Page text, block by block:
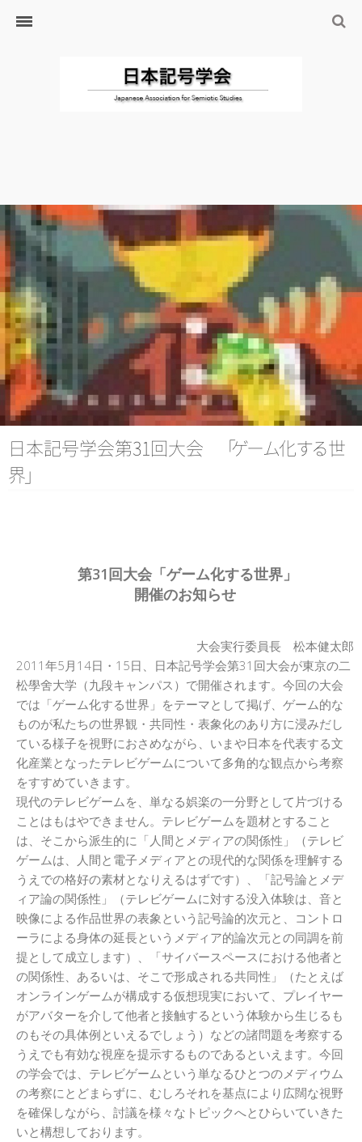
ホーム
学会の沿革
学会の出版物
ジャーナル（論文誌）
研究発表について
研究会・研究プロジェクト
日本記号学会第46回大会
（2026/7/11・7/12）「パース
記号論のフロンティア」特設ペ
ージ
日本記号学会第31回大会 「ゲーム化する世
界」
第31回大会「ゲーム化する世界」
開催のお知らせ
大会実行委員長 松本健太郎
2011年5月14日・15日、日本記号学会第31回大会が東京の二
松學舍大学（九段キャンパス）で開催されます。今回の大会
では「ゲーム化する世界」をテーマとして掲げ、ゲーム的な
ものが私たちの世界観・共同性・表象化のあり方に浸みだし
ている様子を視野におさめながら、いまや日本を代表する文
化産業となったテレビゲームについて多角的な観点から考察
をすすめていきます。
現代のテレビゲームを、単なる娯楽の一分野として片づける
ことはもはやできません。テレビゲームを題材とすること
は、そこから派生的に「人間とメディアの関係性」（テレビ
ゲームは、人間と電子メディアとの現代的な関係を理解する
うえでの格好の素材となりえるはずです）、「記号論とメデ
ィア論の関係性」（テレビゲームに対する没入体験は、音と
映像による作品世界の表象という記号論的次元と、コントロ
ーラによる身体の延長というメディア的論次元との同調を前
提として成立します）、「サイバースペースにおける他者と
の関係性、あるいは、そこで形成される共同性」（たとえば
オンラインゲームが構成する仮想現実において、プレイヤー
がアバターを介して他者と接触するという体験から生じるも
のもその具体例といえるでしょう）などの諸問題を考察する
うえでも有効な視座を提示するものであるといえます。今回
の学会では、テレビゲームという単なるひとつのメディウム
の考察にとどまらずに、むしろそれを基点により広闊な視野
を確保しながら、討議を様々なトピックへとひらいていきた
いと構想しております。